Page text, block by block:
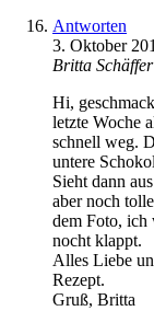
Antworten
3. Oktober
Britta Schäffer
Hi,
letzte Woche
schnell weg.
untere
Sieht dann
aber noch
dem Foto, ich
nocht klappt.
Alles Liebe
Rezept.
Gruß, Britta